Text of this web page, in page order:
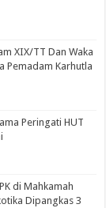
XIX/TT Dan Waka
Pemadam Karhutla
Peringati HUT
di Mahkamah
Dipangkas 3